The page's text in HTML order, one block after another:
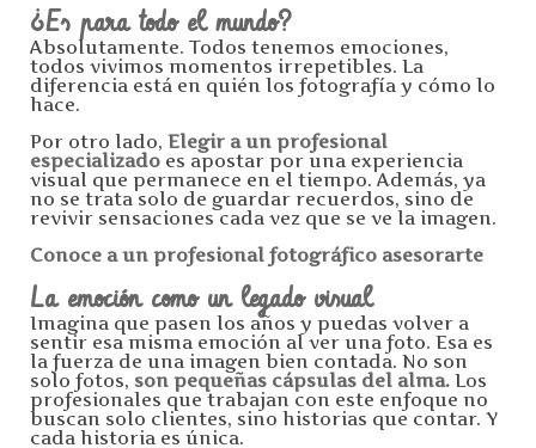
¿Es para todo el mundo?
Absolutamente. Todos tenemos emociones,
todos vivimos momentos irrepetibles. La
diferencia está en quién los fotografía y cómo lo
hace.
Por otro lado, Elegir a un profesional
especializado es apostar por una experiencia
visual que permanece en el tiempo. Además, ya
no se trata solo de guardar recuerdos, sino de
revivir sensaciones cada vez que se ve la imagen.
Conoce a un profesional fotográfico asesorarte
La emoción como un legado visual
Imagina que pasen los años y puedas volver a
sentir esa misma emoción al ver una foto. Esa es
la fuerza de una imagen bien contada. No son
solo fotos, son pequeñas cápsulas del alma. Los
profesionales que trabajan con este enfoque no
buscan solo clientes, sino historias que contar. Y
cada historia es única.